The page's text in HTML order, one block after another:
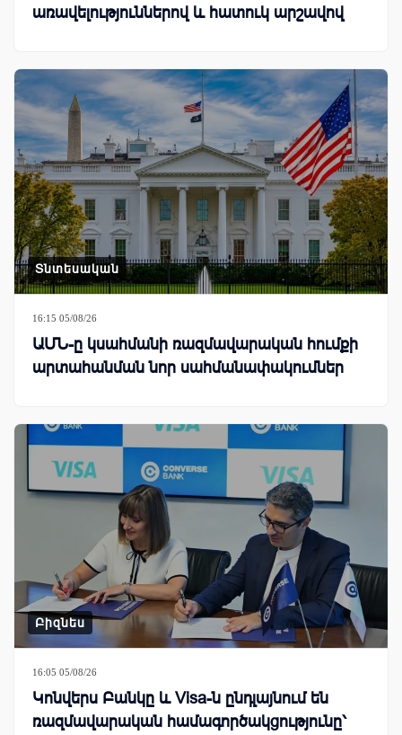
առավելություններով և հատուկ արշավով
Տնտեսական
16:15 05/08/26
ԱՄՆ-ը կսահմանի ռազմավարական հումքի
արտահանման նոր սահմանափակումներ
Բիզնես
16:05 05/08/26
Կոնվերս Բանկը և Visa-ն ընդլայնում են
ռազմավարական համագործակցությունը՝